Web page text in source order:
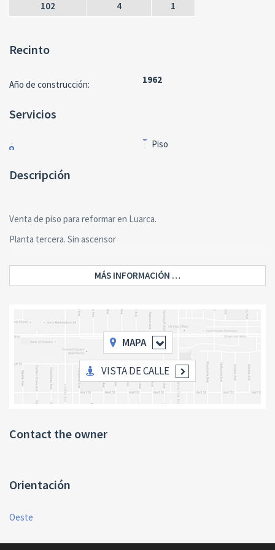
102 4 1
Recinto
Año de construcción: 1962
Servicios
Piso
Descripción
Venta de piso para reformar en Luarca.
Planta tercera. Sin ascensor
MÁS INFORMACIÓN …
MAPA
VISTA DE CALLE
Contact the owner
Orientación
Oeste